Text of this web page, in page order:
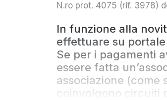
N.ro prot. 4075 (rif. 3978)
In funzione alla
effettuare su
Se per i pagamenti
essere fatta
associazione (come
coinvolgono circuiti